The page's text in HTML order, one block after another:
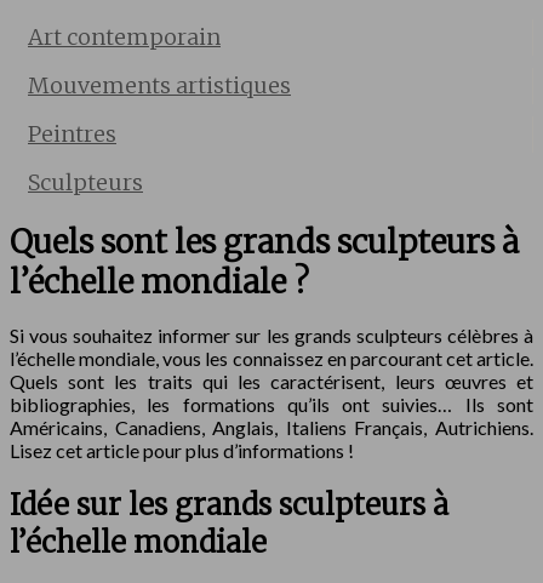
Art contemporain
Mouvements artistiques
Peintres
Sculpteurs
Quels sont les grands sculpteurs à
l’échelle mondiale ?
Si vous souhaitez informer sur les grands sculpteurs célèbres à
l’échelle mondiale, vous les connaissez en parcourant cet article.
Quels sont les traits qui les caractérisent, leurs œuvres et
bibliographies, les formations qu’ils ont suivies… Ils sont
Américains, Canadiens, Anglais, Italiens Français, Autrichiens.
Lisez cet article pour plus d’informations !
Idée sur les grands sculpteurs à
l’échelle mondiale